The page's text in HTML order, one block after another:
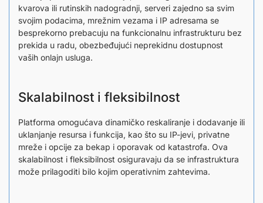
kvarova ili rutinskih nadogradnji, serveri zajedno sa svim
svojim podacima, mrežnim vezama i IP adresama se
besprekorno prebacuju na funkcionalnu infrastrukturu bez
prekida u radu, obezbeđujući neprekidnu dostupnost
vaših onlajn usluga.
Skalabilnost i fleksibilnost
Platforma omogućava dinamičko reskaliranje i dodavanje ili
uklanjanje resursa i funkcija, kao što su IP-jevi, privatne
mreže i opcije za bekap i oporavak od katastrofa. Ova
skalabilnost i fleksibilnost osiguravaju da se infrastruktura
može prilagoditi bilo kojim operativnim zahtevima.